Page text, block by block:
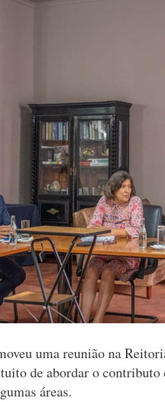
uma reunião na
de abordar o contributo
áreas.